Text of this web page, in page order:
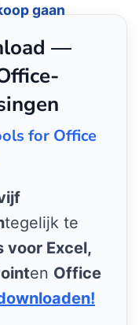
gaan
—
for Office
tegelijk te
voor Excel,
en Office